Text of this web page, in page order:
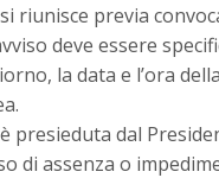
si riunisce previa
deve essere
la data e l’ora
è presieduta dal
di assenza o